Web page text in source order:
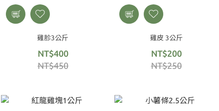
雞胗3公斤
NT$400
NT$450
雞皮 3公斤
NT$200
NT$250